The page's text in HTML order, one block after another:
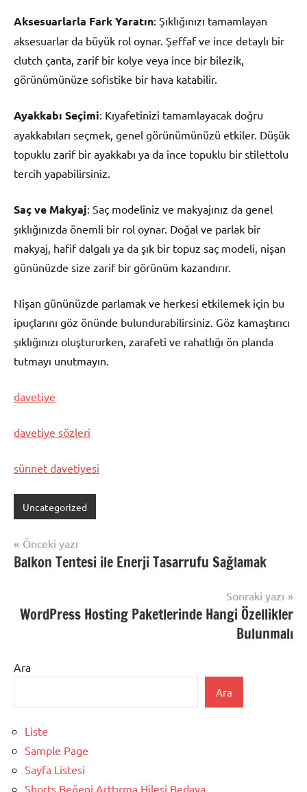
Aksesuarlarla Fark Yaratın: Şıklığınızı tamamlayan
aksesuarlar da büyük rol oynar. Şeffaf ve ince detaylı bir
clutch çanta, zarif bir kolye veya ince bir bilezik,
görünümünüze sofistike bir hava katabilir.
Ayakkabı Seçimi: Kıyafetinizi tamamlayacak doğru
ayakkabıları seçmek, genel görünümünüzü etkiler. Düşük
topuklu zarif bir ayakkabı ya da ince topuklu bir stilettolu
tercih yapabilirsiniz.
Saç ve Makyaj: Saç modeliniz ve makyajınız da genel
şıklığınızda önemli bir rol oynar. Doğal ve parlak bir
makyaj, hafif dalgalı ya da şık bir topuz saç modeli, nişan
gününüzde size zarif bir görünüm kazandırır.
Nişan gününüzde parlamak ve herkesi etkilemek için bu
ipuçlarını göz önünde bulundurabilirsiniz. Göz kamaştırıcı
şıklığınızı oluştururken, zarafeti ve rahatlığı ön planda
tutmayı unutmayın.
davetiye
davetiye sözleri
sünnet davetiyesi
Uncategorized
Yazı
gezinmesi
Önceki yazı
Balkon Tentesi ile Enerji Tasarrufu Sağlamak
Sonraki yazı
WordPress Hosting Paketlerinde Hangi Özellikler
Bulunmalı
Ara
Ara
Liste
Sample Page
Sayfa Listesi
Shorts Beğeni Arttırma Hilesi Bedava